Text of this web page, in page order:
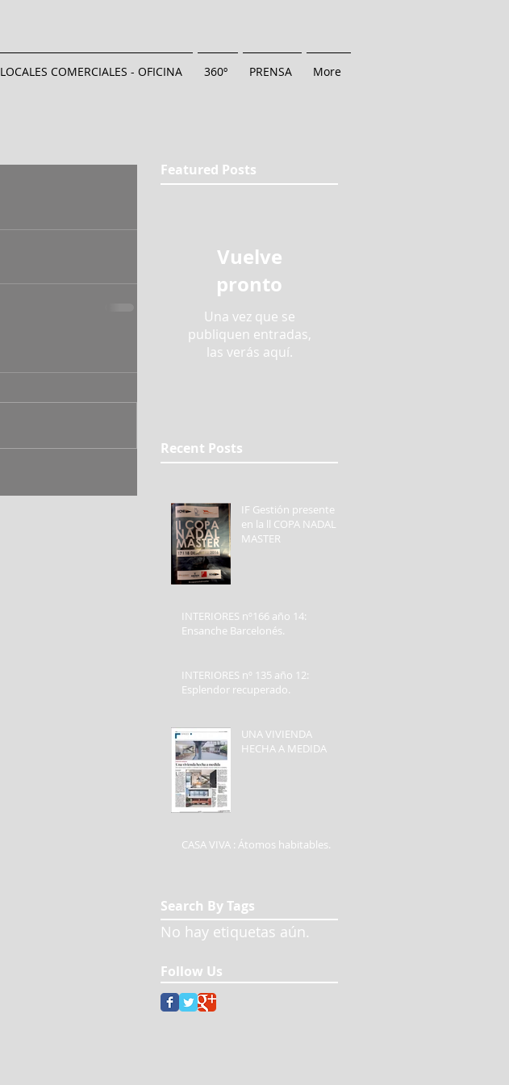
LOCALES COMERCIALES - OFICINA 360º PRENSA More
Featured Posts
Vuelve
pronto
Una vez que se
publiquen entradas,
las verás aquí.
Recent Posts
IF Gestión presente
en la ll COPA NADAL
MASTER
INTERIORES nº166 año 14:
Ensanche Barcelonés.
INTERIORES nº 135 año 12:
Esplendor recuperado.
UNA VIVIENDA
HECHA A MEDIDA
CASA VIVA : Átomos habitables.
Search By Tags
No hay etiquetas aún.
Follow Us